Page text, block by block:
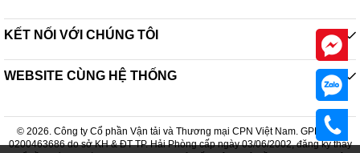
KẾT NỐI VỚI CHÚNG TÔI
WEBSITE CÙNG HỆ THỐNG
© 2026. Công ty Cổ phần Vận tải và Thương mại CPN Việt Nam. GPDKKD:
0200463686 do sở KH & ĐT TP. Hải Phòng cấp ngày 03/06/2002, đăng ký thay